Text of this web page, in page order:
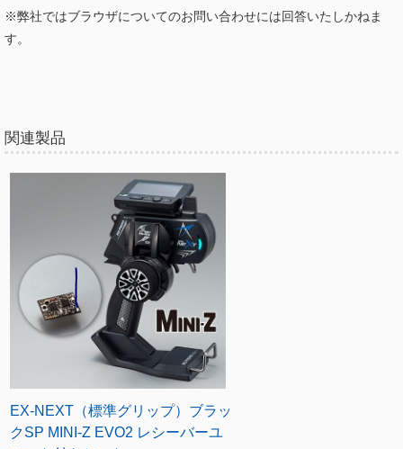
※弊社ではブラウザについてのお問い合わせには回答いたしかねま
す。
関連製品
EX-NEXT（標準グリップ）ブラッ
クSP MINI-Z EVO2 レシーバーユ